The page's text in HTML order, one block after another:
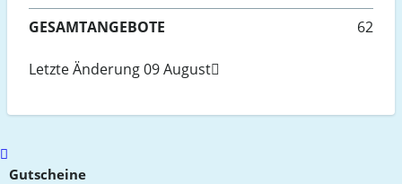
GESAMTANGEBOTE
62
Letzte Änderung 09 August
Scroll
toGutscheine